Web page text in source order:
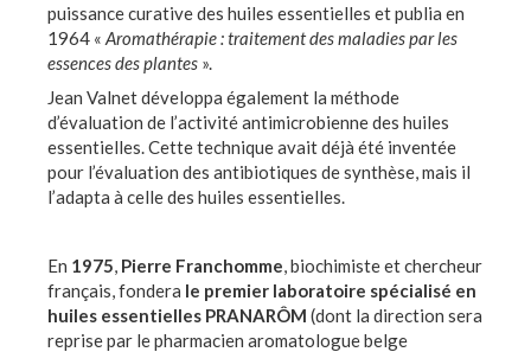
puissance curative des huiles essentielles et publia en
1964 « Aromathérapie : traitement des maladies par les
essences des plantes ».
Jean Valnet développa également la méthode
d’évaluation de l’activité antimicrobienne des huiles
essentielles. Cette technique avait déjà été inventée
pour l’évaluation des antibiotiques de synthèse, mais il
l’adapta à celle des huiles essentielles.
En 1975, Pierre Franchomme, biochimiste et chercheur
français, fondera le premier laboratoire spécialisé en
huiles essentielles PRANARÔM (dont la direction sera
reprise par le pharmacien aromatologue belge